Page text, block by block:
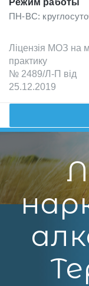
Режим работы
ПН-ВС:
Лiцензiя МОЗ на
практику
№ 2489/Л-П вiд
25.12.2019